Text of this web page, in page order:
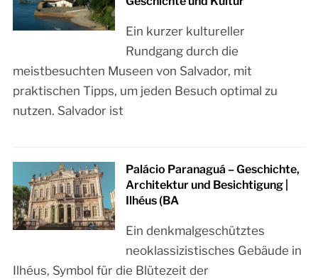
Ein kurzer kultureller
Rundgang durch die
meistbesuchten Museen von Salvador, mit
praktischen Tipps, um jeden Besuch optimal zu
nutzen. Salvador ist
Palácio Paranaguá – Geschichte,
Architektur und Besichtigung |
Ilhéus (BA
Ein denkmalgeschütztes
neoklassizistisches Gebäude in
Ilhéus, Symbol für die Blütezeit der